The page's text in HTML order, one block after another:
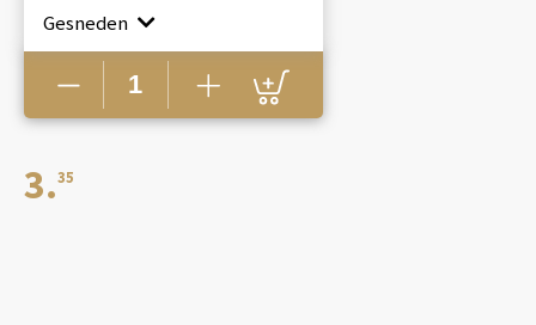
tot
€3.35
Gesneden
aantal
3.35